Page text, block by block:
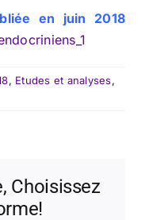
en juin 2018
, Etudes et analyses,
Choisissez